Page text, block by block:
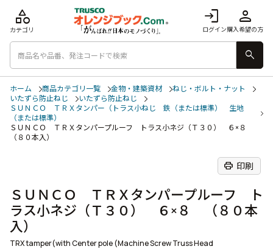
login
ログイン
person
購入希望の方
category
カテゴリ
search
ホーム 商品カテゴリ一覧 金物・建築資材
ねじ・ボルト・ナット
いたずら防止ねじ
いたずら防止ねじ
ＳＵＮＣＯ ＴＲＸタンパー（トラス小ねじ 鉄（または標準） 生地
（または標準）
ＳＵＮＣＯ ＴＲＸタンパープルーフ トラス小ネジ（Ｔ３０） ６×８
（８０本入）
print 印刷
ＳＵＮＣＯ ＴＲＸタンパープルーフ ト
ラス小ネジ（Ｔ３０） ６×８ （８０本
入）
TRX tamper(with Center pole (Machine Screw Truss Head